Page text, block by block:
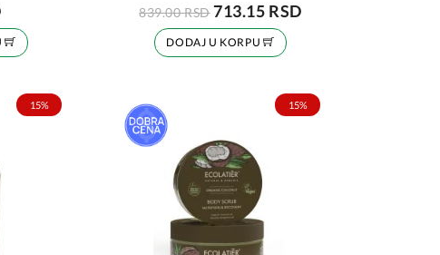
839.00 RSD 713.15 RSD
DODAJ U KORPU
15% 15%